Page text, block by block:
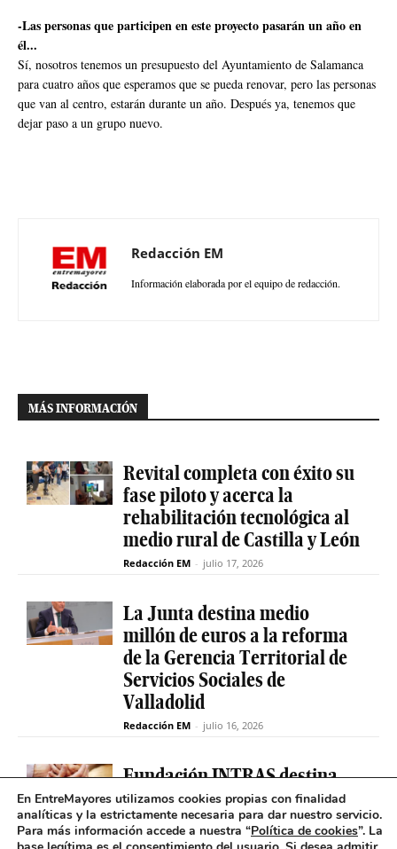
-Las personas que participen en este proyecto pasarán un año en
él...
Sí, nosotros tenemos un presupuesto del Ayuntamiento de Salamanca
para cuatro años que esperamos que se pueda renovar, pero las personas
que van al centro, estarán durante un año. Después ya, tenemos que
dejar paso a un grupo nuevo.
Redacción EM
Información elaborada por el equipo de redacción.
MÁS INFORMACIÓN
Revital completa con éxito su
fase piloto y acerca la
rehabilitación tecnológica al
medio rural de Castilla y León
Redacción EM - julio 17, 2026
La Junta destina medio
millón de euros a la reforma
de la Gerencia Territorial de
Servicios Sociales de
Valladolid
Redacción EM - julio 16, 2026
Fundación INTRAS destina
6.000 euros a proyectos
sociales que impulsen la
salud mental en Castilla y
En EntreMayores utilizamos cookies propias con finalidad
analíticas y la estrictamente necesaria para dar nuestro servicio.
Para más información accede a nuestra “Política de cookies”. La